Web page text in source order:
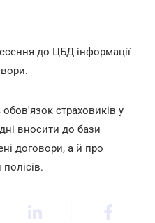
до ЦБД інформації
страховиків у
вносити до бази
договори, а й про